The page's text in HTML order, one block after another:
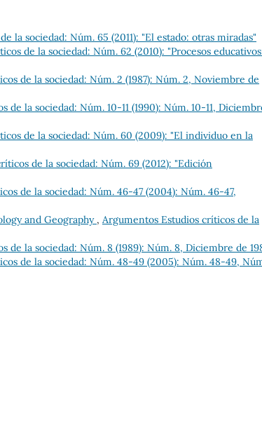
la sociedad: Núm. 65 (2011): "El estado: otras miradas"
de la sociedad: Núm. 62 (2010): "Procesos
de la sociedad: Núm. 2 (1987): Núm. 2, Noviembre de
de la sociedad: Núm. 10-11 (1990): Núm. 10-11,
de la sociedad: Núm. 60 (2009): "El individuo en la
de la sociedad: Núm. 69 (2012): "Edición
de la sociedad: Núm. 46-47 (2004): Núm. 46-47,
and Geography , Argumentos Estudios críticos de la
de la sociedad: Núm. 8 (1989): Núm. 8, Diciembre de
de la sociedad: Núm. 48-49 (2005): Núm. 48-49,